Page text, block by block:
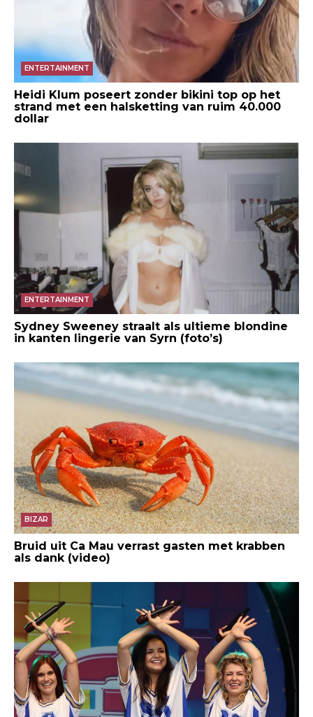
ENTERTAINMENT
Heidi Klum poseert zonder bikini top op het
strand met een halsketting van ruim 40.000
dollar
ENTERTAINMENT
Sydney Sweeney straalt als ultieme blondine
in kanten lingerie van Syrn (foto’s)
BIZAR
Bruid uit Ca Mau verrast gasten met krabben
als dank (video)